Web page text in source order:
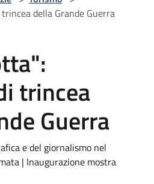
della Grande Guerra
trincea
Guerra
e del giornalismo nel
| Inaugurazione mostra